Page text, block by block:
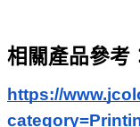
相關產品參考
https://